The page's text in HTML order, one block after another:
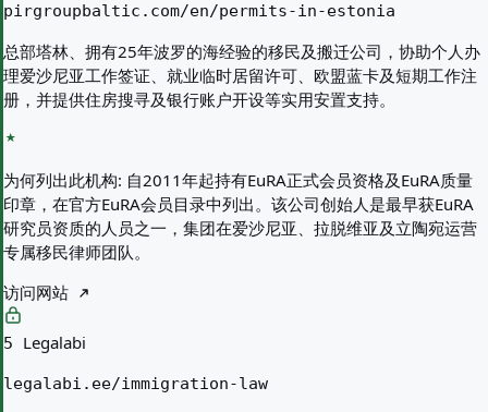
pirgroupbaltic.com/en/permits-in-estonia
总部塔林、拥有25年波罗的海经验的移民及搬迁公司，协助个人办
理爱沙尼亚工作签证、就业临时居留许可、欧盟蓝卡及短期工作注
册，并提供住房搜寻及银行账户开设等实用安置支持。
为何列出此机构: 自2011年起持有EuRA正式会员资格及EuRA质量
印章，在官方EuRA会员目录中列出。该公司创始人是最早获EuRA
研究员资质的人员之一，集团在爱沙尼亚、拉脱维亚及立陶宛运营
专属移民律师团队。
访问网站
5 Legalabi
legalabi.ee/immigration-law